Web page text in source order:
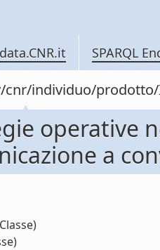
data.CNR.it SPARQL
individuo/prodotto/
operative
a